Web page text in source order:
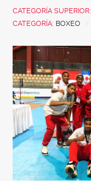
CATEGORÍA SUPERIOR:
CATEGORÍA: BOXEO